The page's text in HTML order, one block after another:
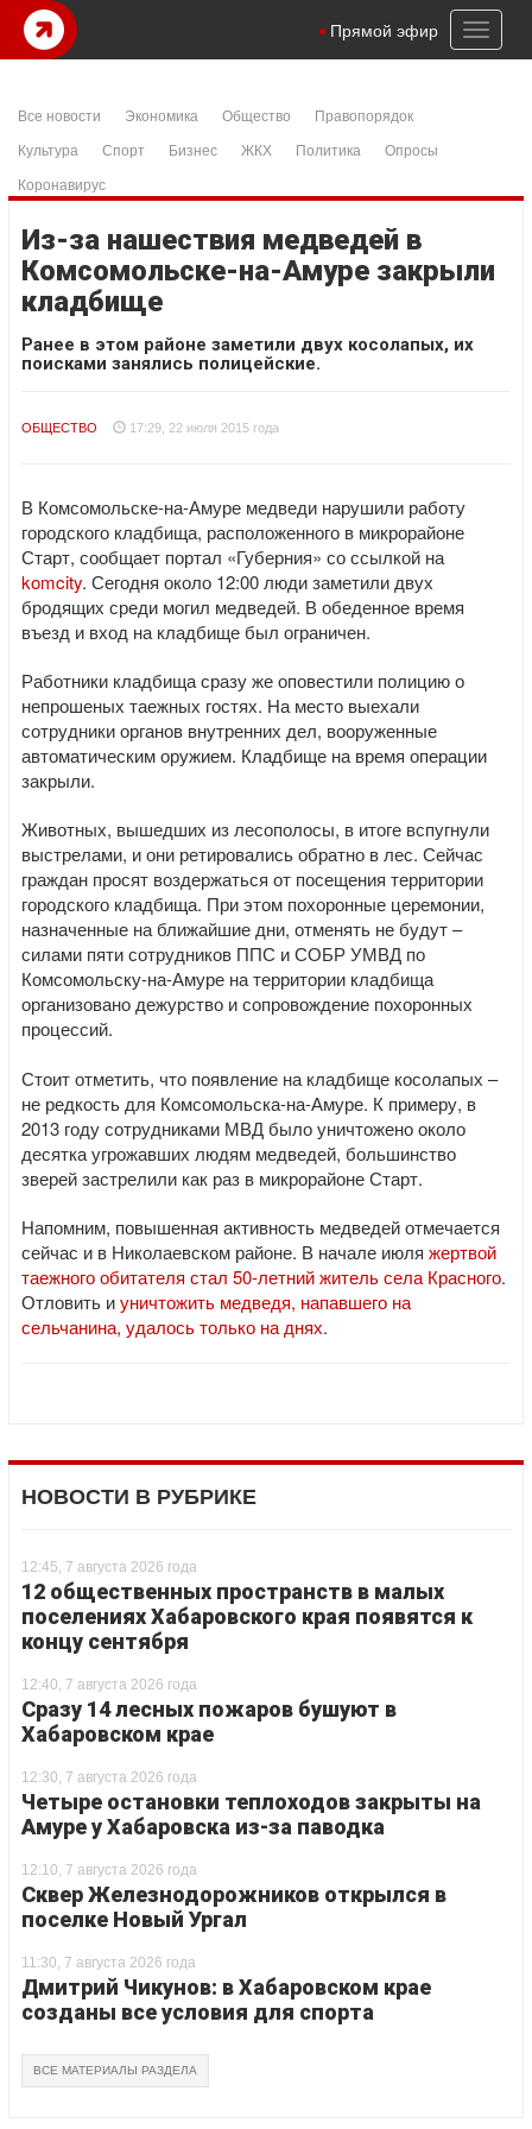
Toggle
Прямой эфир
Все новости Экономика Общество
Правопорядок
Культура
Спорт Бизнес ЖКХ Политика
Опросы
Коронавирус
Из-за нашествия медведей в
Комсомольске-на-Амуре закрыли
кладбище
Ранее в этом районе заметили двух косолапых, их
поисками занялись полицейские.
ОБЩЕСТВО 17:29, 22 июля 2015 года
В Комсомольске-на-Амуре медведи нарушили работу
городского кладбища, расположенного в микрорайоне
Старт, сообщает портал «Губерния» со ссылкой на
komcity. Сегодня около 12:00 люди заметили двух
бродящих среди могил медведей. В обеденное время
въезд и вход на кладбище был ограничен.
Работники кладбища сразу же оповестили полицию о
непрошеных таежных гостях. На место выехали
сотрудники органов внутренних дел, вооруженные
автоматическим оружием. Кладбище на время операции
закрыли.
Животных, вышедших из лесополосы, в итоге вспугнули
выстрелами, и они ретировались обратно в лес. Сейчас
граждан просят воздержаться от посещения территории
городского кладбища. При этом похоронные церемонии,
назначенные на ближайшие дни, отменять не будут –
силами пяти сотрудников ППС и СОБР УМВД по
Комсомольску-на-Амуре на территории кладбища
организовано дежурство и сопровождение похоронных
процессий.
Стоит отметить, что появление на кладбище косолапых –
не редкость для Комсомольска-на-Амуре. К примеру, в
2013 году сотрудниками МВД было уничтожено около
десятка угрожавших людям медведей, большинство
зверей застрелили как раз в микрорайоне Старт.
Напомним, повышенная активность медведей отмечается
сейчас и в Николаевском районе. В начале июля жертвой
таежного обитателя стал 50-летний житель села Красного.
Отловить иуничтожить медведя, напавшего на
сельчанина, удалось только на днях.
НОВОСТИ В РУБРИКЕ
12:45, 7 августа 2026 года
12 общественных пространств в малых
поселениях Хабаровского края появятся к
концу сентября
12:40, 7 августа 2026 года
Сразу 14 лесных пожаров бушуют в
Хабаровском крае
12:30, 7 августа 2026 года
Четыре остановки теплоходов закрыты на
Амуре у Хабаровска из-за паводка
12:10, 7 августа 2026 года
Сквер Железнодорожников открылся в
поселке Новый Ургал
11:30, 7 августа 2026 года
Дмитрий Чикунов: в Хабаровском крае
созданы все условия для спорта
ВСЕ МАТЕРИАЛЫ РАЗДЕЛА